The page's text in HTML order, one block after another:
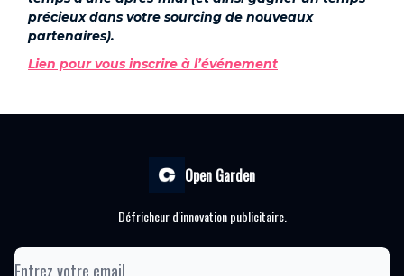
précieux dans votre sourcing de nouveaux
partenaires).
Lien pour vous inscrire à l’événement
Open Garden
Défricheur d'innovation publicitaire.